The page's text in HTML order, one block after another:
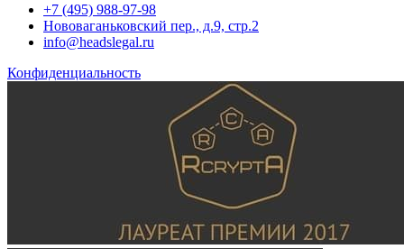
+7 (495) 988-97-98
Нововаганьковский пер., д.9, стр.2
info@headslegal.ru
Конфиденциальность